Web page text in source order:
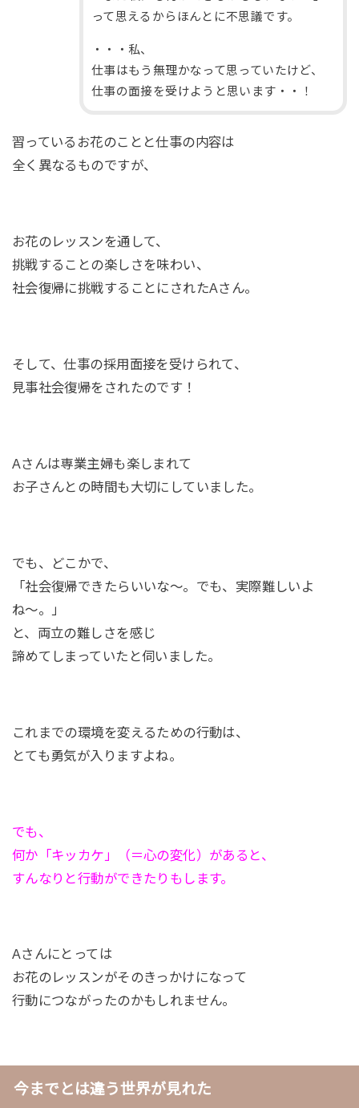
って思えるからほんとに不思議です。
・・・私、
仕事はもう無理かなって思っていたけど、
仕事の面接を受けようと思います・・！
習っているお花のことと仕事の内容は
全く異なるものですが、
お花のレッスンを通して、
挑戦することの楽しさを味わい、
社会復帰に挑戦することにされたAさん。
そして、仕事の採用面接を受けられて、
見事社会復帰をされたのです！
Aさんは専業主婦も楽しまれて
お子さんとの時間も大切にしていました。
でも、どこかで、
「社会復帰できたらいいな〜。でも、実際難しいよ
ね〜。」
と、両立の難しさを感じ
諦めてしまっていたと伺いました。
これまでの環境を変えるための行動は、
とても勇気が入りますよね。
でも、
何か「キッカケ」（＝心の変化）があると、
すんなりと行動ができたりもします。
Aさんにとっては
お花のレッスンがそのきっかけになって
行動につながったのかもしれません。
今までとは違う世界が見れた